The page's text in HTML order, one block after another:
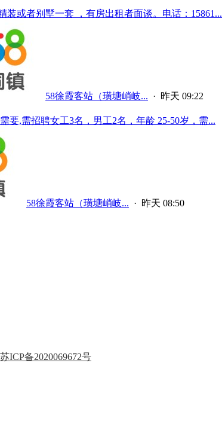
装或者别墅一套 ，有房出租者面谈。电话：15861...
58徐霞客站（璜塘峭岐... · 昨天 09:22
要,需招聘女工3名，男工2名，年龄 25-50岁，需...
58徐霞客站（璜塘峭岐... · 昨天 08:50
苏ICP备2020069672号